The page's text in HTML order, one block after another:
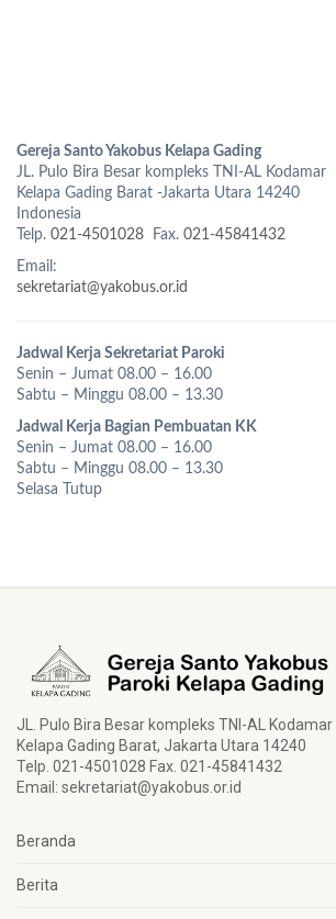
Gereja Santo Yakobus Kelapa Gading
JL. Pulo Bira Besar kompleks TNI-AL Kodamar
Kelapa Gading Barat -Jakarta Utara 14240
Indonesia
Telp. 021-4501028 Fax. 021-45841432
Email:
sekretariat@yakobus.or.id
Jadwal Kerja Sekretariat Paroki
Senin – Jumat 08.00 – 16.00
Sabtu – Minggu 08.00 – 13.30
Jadwal Kerja Bagian Pembuatan KK
Senin – Jumat 08.00 – 16.00
Sabtu – Minggu 08.00 – 13.30
Selasa Tutup
JL. Pulo Bira Besar kompleks TNI-AL Kodamar
Kelapa Gading Barat, Jakarta Utara 14240
Telp. 021-4501028 Fax. 021-45841432
Email: sekretariat@yakobus.or.id
Beranda
Berita